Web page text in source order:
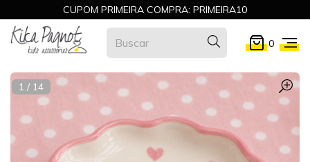
CUPOM PRIMEIRA COMPRA: PRIMEIRA10
0
1 / 14